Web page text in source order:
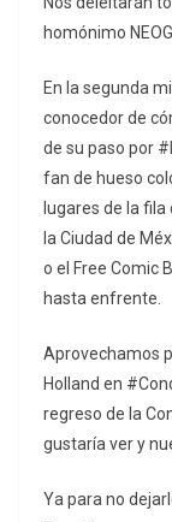
homónimo
En la segunda
conocedor de
de su paso por
fan de hueso
lugares de la
la Ciudad de
o el Free Comic
hasta enfrente.
Aprovechamos
Holland en
regreso de la
gustaría ver y
Ya para no